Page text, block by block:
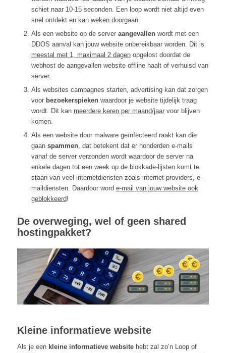
schiet naar 10-15 seconden. Een loop wordt niet altijd even
snel ontdekt en kan weken doorgaan.
Als een website op de server aangevallenwordt met een
DDOS aanval kan jouw website onbereikbaar worden. Dit is
meestal met 1, maximaal 2 dagenopgelost doordat de
webhost de aangevallen website offline haalt of verhuisd van
server.
Als websites campagnes starten, advertising kan dat zorgen
voor bezoekerspiekenwaardoor je website tijdelijk traag
wordt. Dit kan meerdere keren per maand/jaarvoor blijven
komen.
Als een website door malware geïnfecteerd raakt kan die
gaan spammen, dat betekent dat er honderden e-mails
vanaf de server verzonden wordt waardoor de server na
enkele dagen tot een week op de blokkade-lijsten komt te
staan van veel internetdiensten zoals internet-providers, e-
maildiensten. Daardoor word e-mail van jouw website ook
geblokkeerd!
De overweging, wel of geen shared
hostingpakket?
Kleine informatieve website
Als je een kleine informatieve websitehebt zal zo’n Loop of